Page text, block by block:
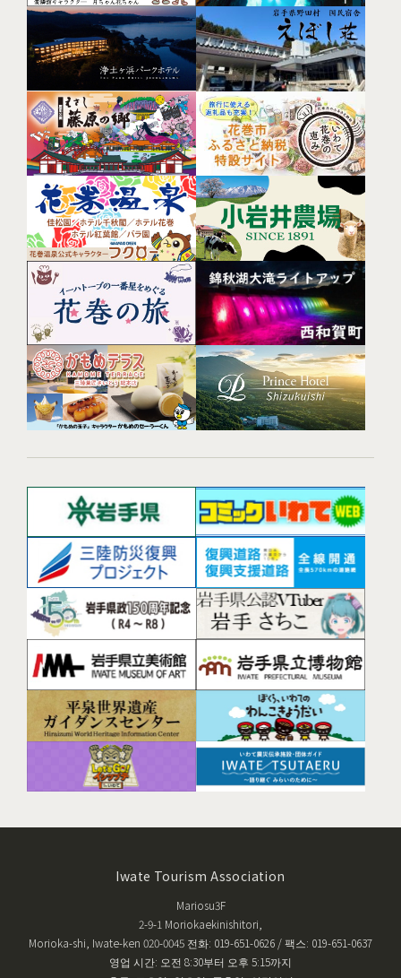
Iwate Tourism Association
Mariosu3F
2-9-1 Moriokaekinishitori,
Morioka-shi, Iwate-ken 020-0045 전화: 019-651-0626 / 팩스: 019-651-0637
영업 시간: 오전 8:30부터 오후 5:15까지